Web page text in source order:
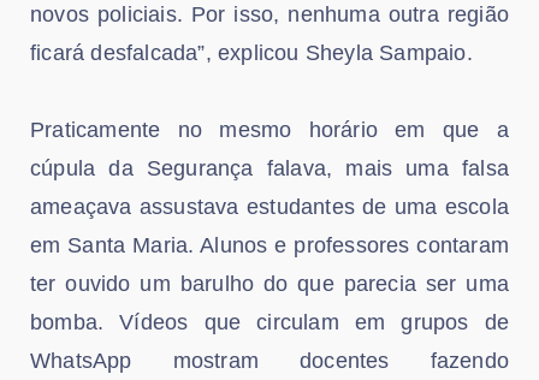
novos policiais. Por isso, nenhuma outra região
ficará desfalcada”, explicou Sheyla Sampaio.
Praticamente no mesmo horário em que a
cúpula da Segurança falava, mais uma falsa
ameaçava assustava estudantes de uma escola
em Santa Maria. Alunos e professores contaram
ter ouvido um barulho do que parecia ser uma
bomba. Vídeos que circulam em grupos de
WhatsApp mostram docentes fazendo